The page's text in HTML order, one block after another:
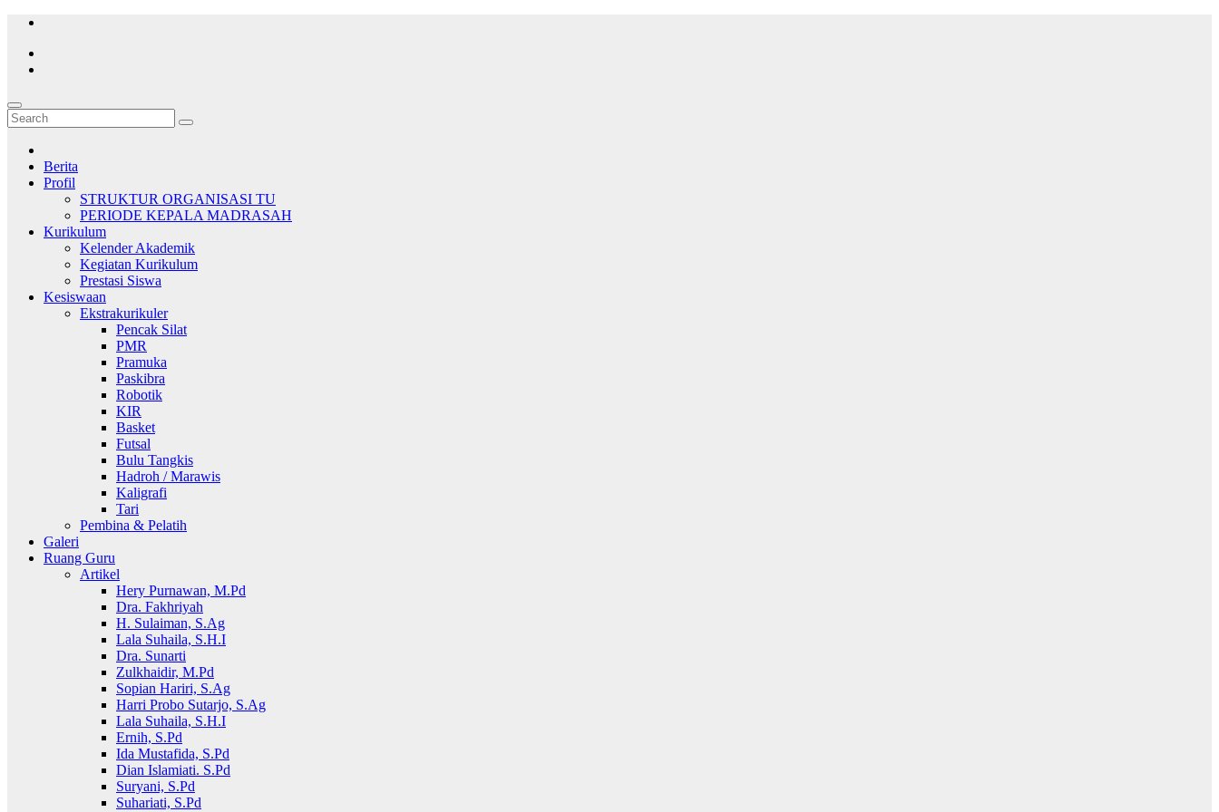
Skip
content
Berita
Profil
STRUKTUR ORGANISASI TU
PERIODE KEPALA MADRASAH
Kurikulum
Kelender Akademik
Kegiatan Kurikulum
Prestasi Siswa
Kesiswaan
Ekstrakurikuler
Pencak Silat
PMR
Pramuka
Paskibra
Robotik
KIR
Basket
Futsal
Bulu Tangkis
Hadroh / Marawis
Kaligrafi
Tari
Pembina & Pelatih
Galeri
Ruang Guru
Artikel
Hery Purnawan, M.Pd
Dra. Fakhriyah
H. Sulaiman, S.Ag
Lala Suhaila, S.H.I
Dra. Sunarti
Zulkhaidir, M.Pd
Sopian Hariri, S.Ag
Harri Probo Sutarjo, S.Ag
Lala Suhaila, S.H.I
Ernih, S.Pd
Ida Mustafida, S.Pd
Dian Islamiati. S.Pd
Suryani, S.Pd
Suhariati, S.Pd